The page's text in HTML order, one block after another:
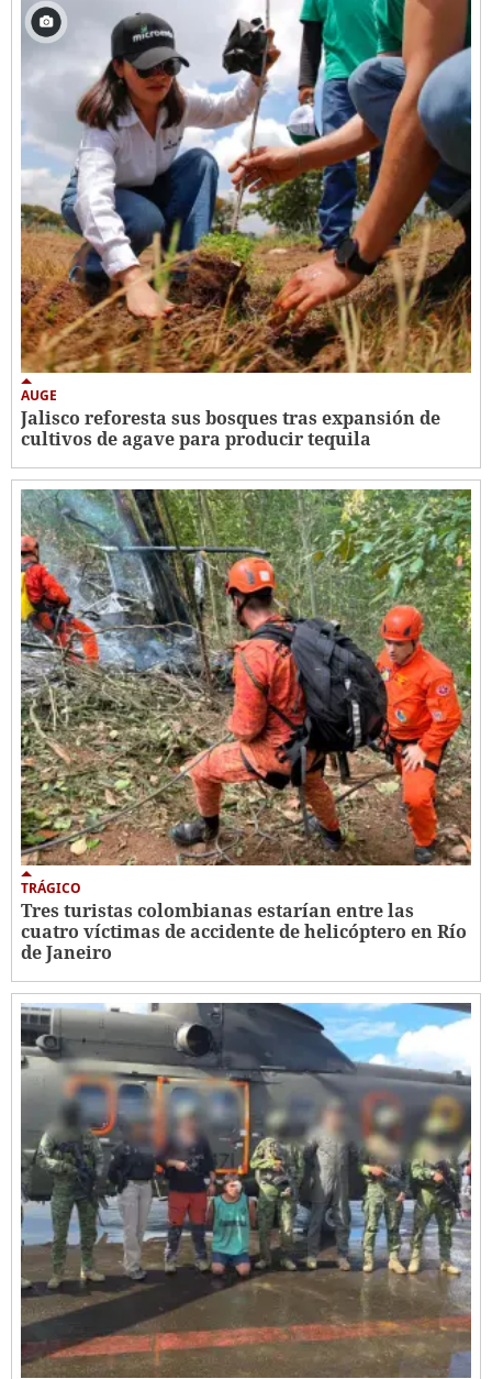
AUGE
Jalisco reforesta sus bosques tras expansión de
cultivos de agave para producir tequila
TRÁGICO
Tres turistas colombianas estarían entre las
cuatro víctimas de accidente de helicóptero en Río
de Janeiro